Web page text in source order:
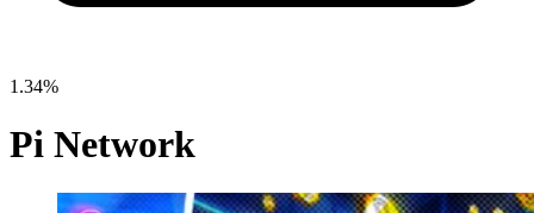
1.34%
Pi Network